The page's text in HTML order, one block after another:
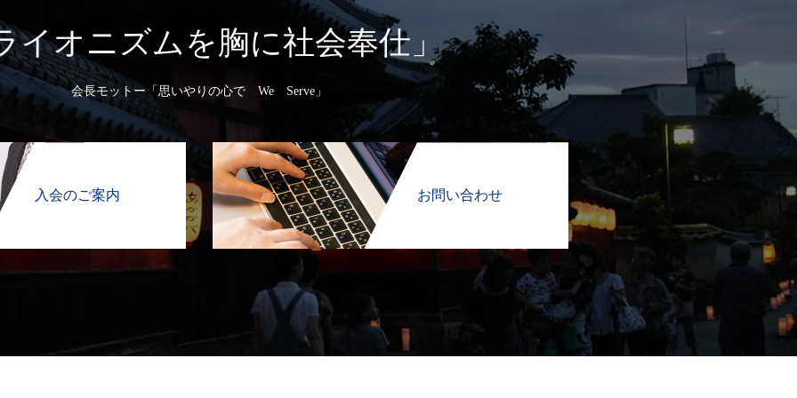
イオニズムを胸に社会奉仕」
会長モットー「思いやりの心で We Serve」
入会のご案内 お問い合わせ